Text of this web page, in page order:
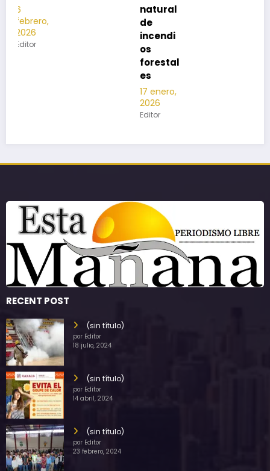
RECENT POST
(sin título)
por Editor
18 julio, 2024
(sin título)
por Editor
14 abril, 2024
(sin título)
por Editor
23 febrero, 2024